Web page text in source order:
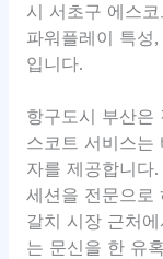
시 서초구 에스
파워플레이 특성
입니다.
항구도시 부산은
스코트 서비스는
자를 제공합니다
세션을 전문으로
갈치 시장 근처
는 문신을 한 유